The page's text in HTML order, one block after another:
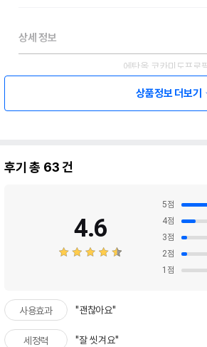
상세 정보
에탄올,코카미도프로
코,네이트액,살리실
틸렌글라이콜,베타인
물,상백피엑스,서양
잎추출물,한련초추
* 브랜드사에서 제공한
* 해당 정보는 브랜
품명 및 모델명
법에 의한 인증,허가 등을
받았음을 확인할수 있는 경우
상품정보 더보기
후기 총 63건
4.6
5점
4점
3점
2점
1 점
사용효과 "괜찮아요"
세정력 "잘 씻겨요"